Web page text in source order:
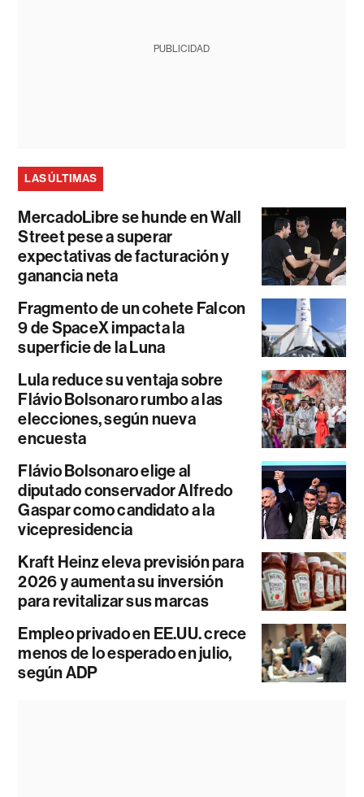
PUBLICIDAD
LAS ÚLTIMAS
MercadoLibre se hunde en Wall
Street pese a superar
expectativas de facturación y
ganancia neta
Fragmento de un cohete Falcon
9 de SpaceX impacta la
superficie de la Luna
Lula reduce su ventaja sobre
Flávio Bolsonaro rumbo a las
elecciones, según nueva
encuesta
Flávio Bolsonaro elige al
diputado conservador Alfredo
Gaspar como candidato a la
vicepresidencia
Kraft Heinz eleva previsión para
2026 y aumenta su inversión
para revitalizar sus marcas
Empleo privado en EE.UU. crece
menos de lo esperado en julio,
según ADP